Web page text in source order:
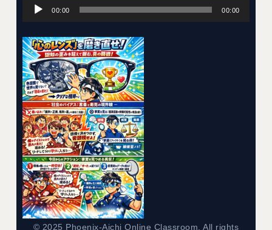
声
ー
ヤ
ー
00:00 00:00
© 2025 Phoenix-Aichi Online Classroom. All rights